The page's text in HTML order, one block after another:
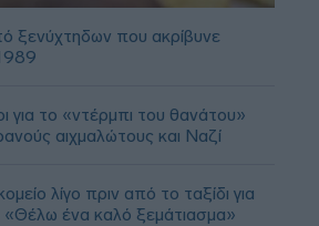
ξενύχτηδων που ακρίβυνε
για το «ντέρμπι του θανάτου»
αιχμαλώτους και Ναζί
λίγο πριν από το ταξίδι για
«Θέλω ένα καλό ξεμάτιασμα»